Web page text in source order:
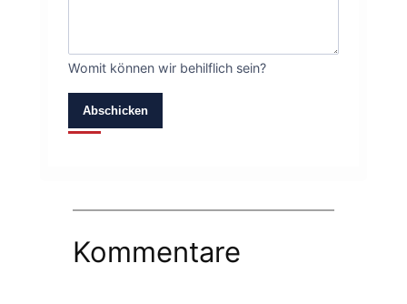
Womit können wir behilflich sein?
Abschicken
Kommentare